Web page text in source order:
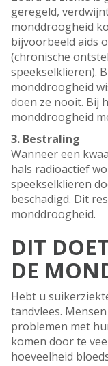
geregeld,
monddroogheid
bijvoorbeeld aids
(chronische
speekselklieren).
monddroogheid
doen ze nooit. Bij
monddroogheid
3. Bestraling
Wanneer een
hals radioactief
speekselklieren
beschadigd. Dit
monddroogheid.
DIT
DE
Hebt u
tandvlees.
problemen met
komen door te
hoeveelheid